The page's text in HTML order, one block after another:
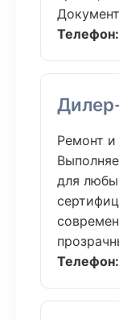
Телефон:
Ремонт
для
Телефон: